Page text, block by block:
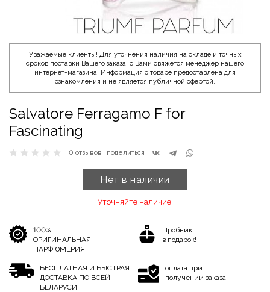
Уважаемые клиенты! Для уточнения наличия на складе и точных
сроков поставки Вашего заказа, с Вами свяжется менеджер нашего
интернет-магазина. Информация о товаре предоставлена для
ознакомления и не является публичной офертой.
Salvatore Ferragamo F for
Fascinating
0 отзывов поделиться
Нет в наличии
Уточняйте наличие!
100%
ОРИГИНАЛЬНАЯ
ПАРФЮМЕРИЯ
Пробник
в подарок!
БЕСПЛАТНАЯ И БЫСТРАЯ
ДОСТАВКА ПО ВСЕЙ
БЕЛАРУСИ
оплата при
получении заказа